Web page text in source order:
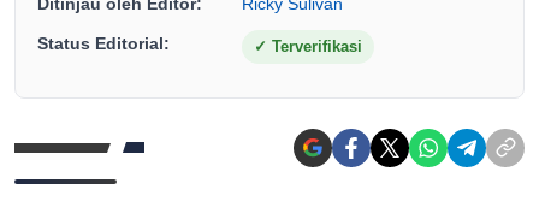
Status Editorial: ✓ Terverifikasi